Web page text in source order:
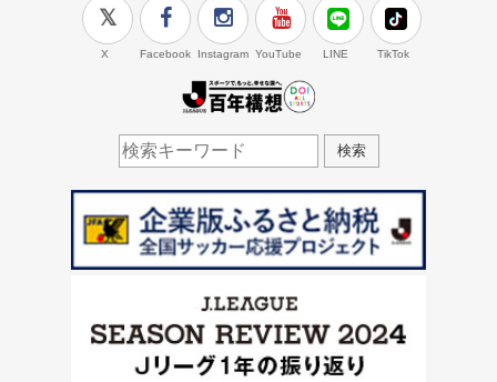
X Facebook Instagram YouTube LINE TikTok
検索